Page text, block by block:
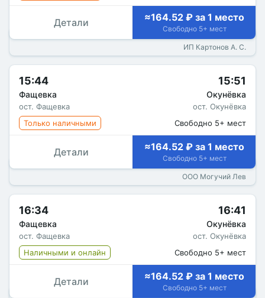
Детали ≈164.52 ₽ за 1 место
Свободно 5+ мест
ИП Картонов А. С.
15:44
Фащевка
ост. Фащевка
15:51
Окунёвка
ост. Окунёвка
Только наличными
Свободно 5+ мест
Детали ≈164.52 ₽ за 1 место
Свободно 5+ мест
ООО Могучий Лев
16:34
Фащевка
ост. Фащевка
16:41
Окунёвка
ост. Окунёвка
Наличными и онлайн
Свободно 5+ мест
Детали ≈164.52 ₽ за 1 место
Свободно 5+ мест